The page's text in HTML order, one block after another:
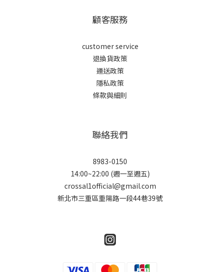
顧客服務
customer service
退換貨政策
運送政策
隱私政策
條款與細則
聯絡我們
8983-0150
14:00~22:00 (週一至週五)
crossal1official@gmail.com
新北市三重區重陽路一段44巷39號